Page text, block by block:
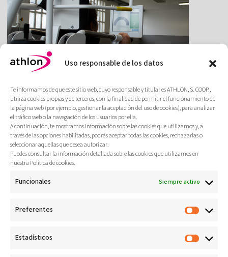
Uso responsable de los datos
Te informamos de que este sitio web, cuyo responsable y titular es ATHLON, S. COOP.,
utiliza cookies propias y de terceros, con la finalidad de permitir el funcionamiento de
la página web (por ejemplo, gestionar la aceptación del uso de cookies), para analizar
el tráfico web o la navegación de los usuarios por ella.
A continuación, te mostramos información sobre las cookies que utilizamos y, a
través de las opciones habilitadas, podrás aceptar todas las cookies, rechazarlas o
seleccionar aquellas que desea autorizar.
Puedes consultar la información detallada sobre las cookies que utilizamos en
nuestra Política de cookies.
Funcionales Siempre activo
Preferentes
Estadísticos
ergonomía activa: Goizper
Se han llevado a cabo las siguientes
acciones: Formación en ergonomía activa y
campañas de bienestar y apertura de una
miniCLINIC propia para el cuidado integral
de la espalda.